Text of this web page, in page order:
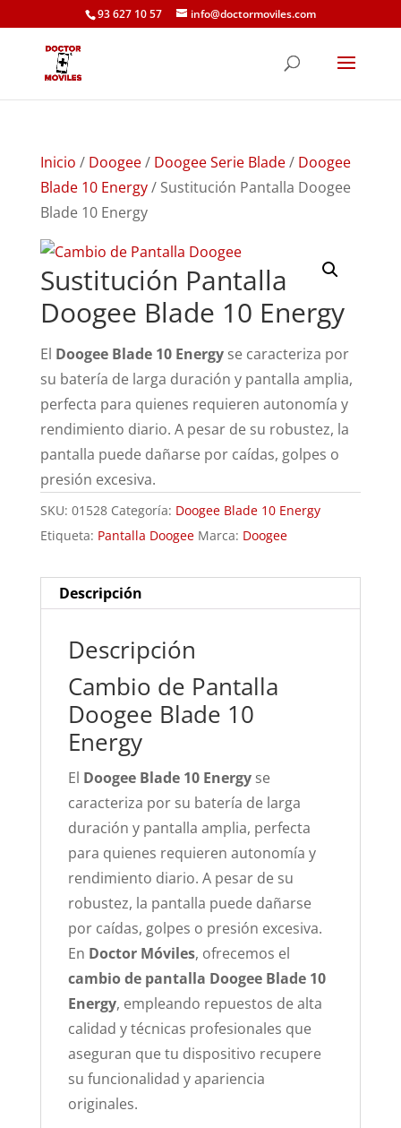
93 627 10 57 info@doctormoviles.com
Inicio / Doogee/ Doogee Serie Blade/ Doogee
Blade 10 Energy/ Sustitución Pantalla Doogee
Blade 10 Energy
Sustitución Pantalla
Doogee Blade 10 Energy
El Doogee Blade 10 Energyse caracteriza por
su batería de larga duración y pantalla amplia,
perfecta para quienes requieren autonomía y
rendimiento diario. A pesar de su robustez, la
pantalla puede dañarse por caídas, golpes o
presión excesiva.
SKU: 01528 Categoría: Doogee Blade 10 Energy
Etiqueta: Pantalla Doogee Marca: Doogee
Descripción
Descripción
Cambio de Pantalla
Doogee Blade 10
Energy
El Doogee Blade 10 Energyse
caracteriza por su batería de larga
duración y pantalla amplia, perfecta
para quienes requieren autonomía y
rendimiento diario. A pesar de su
robustez, la pantalla puede dañarse
por caídas, golpes o presión excesiva.
En Doctor Móviles, ofrecemos el
cambio de pantalla Doogee Blade 10
Energy, empleando repuestos de alta
calidad y técnicas profesionales que
aseguran que tu dispositivo recupere
su funcionalidad y apariencia
originales.